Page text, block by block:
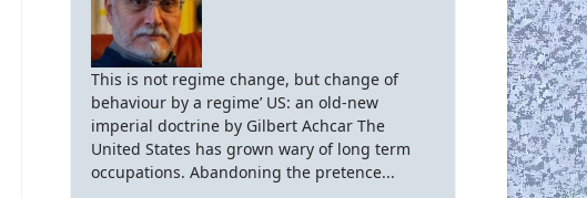
This is not regime change, but change of
behaviour by a regime’ US: an old-new
imperial doctrine by Gilbert Achcar The
United States has grown wary of long term
occupations. Abandoning the pretence...